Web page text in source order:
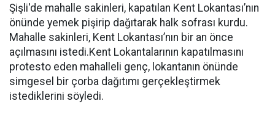
Şişli'de mahalle sakinleri, kapatılan Kent Lokantası’nın
önünde yemek pişirip dağıtarak halk sofrası kurdu.
Mahalle sakinleri, Kent Lokantası’nın bir an önce
açılmasını istedi.Kent Lokantalarının kapatılmasını
protesto eden mahalleli genç, lokantanın önünde
simgesel bir çorba dağıtımı gerçekleştirmek
istediklerini söyledi.